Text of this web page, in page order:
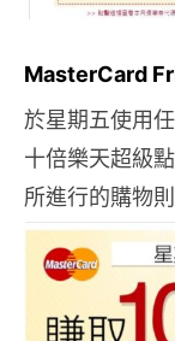
MasterCard
於星期五使用
十倍樂天超級
所進行的購物